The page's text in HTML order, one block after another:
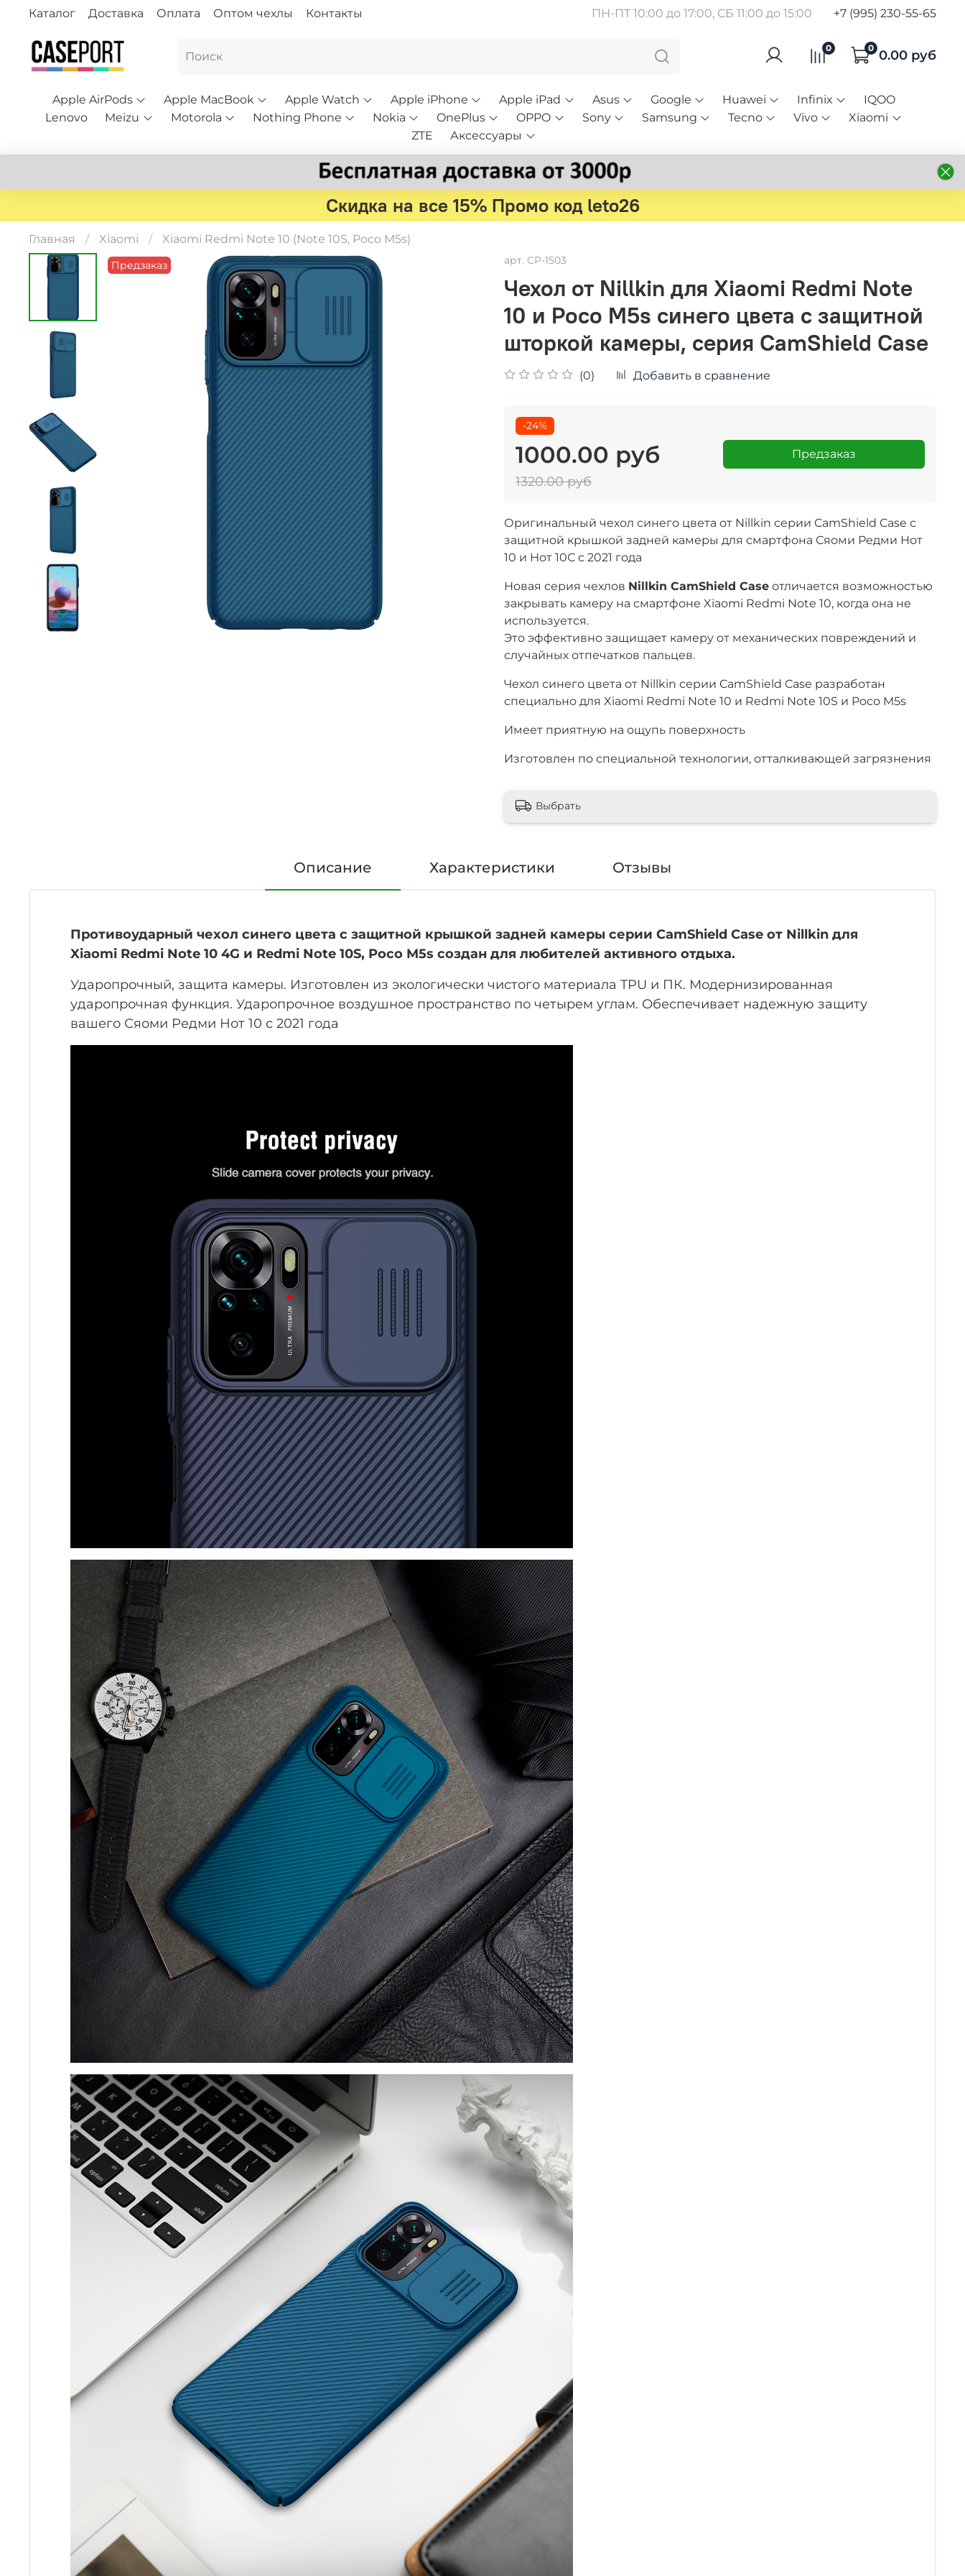
Каталог Доставка Оплата Оптом чехлы Контакты ПН-ПТ 10:00 до 17:00, СБ 11:00 до 15:00 +7 (995) 230-55-65
0 0 0.00 руб
Apple AirPods Apple MacBook Apple Watch Apple iPhone Apple iPad Asus Google Huawei Infinix
IQOO
Lenovo
Meizu Motorola Nothing Phone Nokia OnePlus OPPO Sony Samsung Tecno Vivo
Xiaomi
ZTE
Аксессуары
Скидка на все 15% Промо код leto26
Главная Xiaomi Xiaomi Redmi Note 10 (Note 10S, Poco M5s)
Предзаказ арт. CP-1503
Чехол от Nillkin для Xiaomi Redmi Note
10 и Poco M5s синего цвета с защитной
шторкой камеры, серия CamShield Case
(0) Добавить в сравнение
-24%
1000.00 руб
1320.00 руб
Предзаказ
Оригинальный чехол синего цвета от Nillkin серии CamShield Case с
защитной крышкой задней камеры для смартфона Сяоми Редми Нот
10 и Нот 10С с 2021 года
Новая серия чехлов Nillkin CamShield Case отличается возможностью
закрывать камеру на смартфоне Xiaomi Redmi Note 10, когда она не
используется.
Это эффективно защищает камеру от механических повреждений и
случайных отпечатков пальцев.
Чехол синего цвета от Nillkin серии CamShield Case разработан
специально для Xiaomi Redmi Note 10 и Redmi Note 10S и Poco M5s
Имеет приятную на ощупь поверхность
Изготовлен по специальной технологии, отталкивающей загрязнения
Выбрать
Описание Характеристики Отзывы
Противоударный чехол синего цвета с защитной крышкой задней камеры серии CamShield Case от Nillkin для
Xiaomi Redmi Note 10 4G и Redmi Note 10S, Poco M5s создан для любителей активного отдыха.
Ударопрочный, защита камеры. Изготовлен из экологически чистого материала TPU и ПК. Модернизированная
ударопрочная функция. Ударопрочное воздушное пространство по четырем углам. Обеспечивает надежную защиту
вашего Сяоми Редми Нот 10 с 2021 года